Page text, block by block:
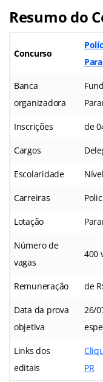
Resumo do
Concurso
Banca
organizadora
Inscrições de
Cargos
Escolaridade
Carreiras
Lotação
Número de
vagas
400
Remuneração de
Data da prova
objetiva
26/
Links dos
editais
PR